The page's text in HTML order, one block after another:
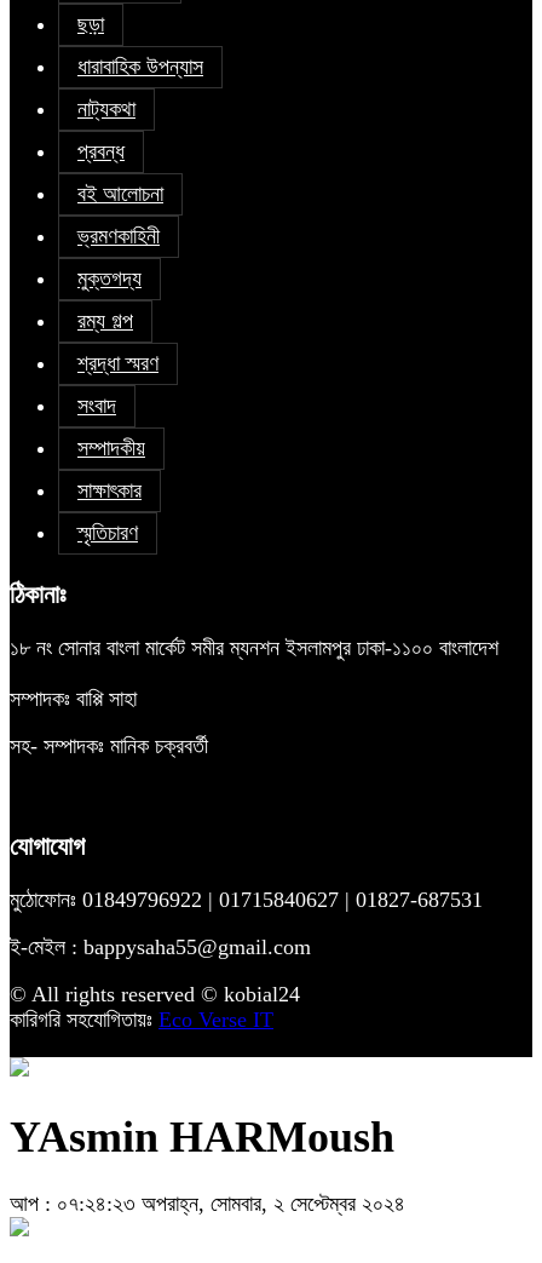
ছড়া
ধারাবাহিক উপন্যাস
নাট্যকথা
প্রবন্ধ
বই আলোচনা
ভ্রমণকাহিনী
মুক্তগদ্য
রম্য গল্প
শ্রদ্ধা স্মরণ
সংবাদ
সম্পাদকীয়
সাক্ষাৎকার
স্মৃতিচারণ
ঠিকানাঃ
১৮ নং সোনার বাংলা মার্কেট সমীর ম্যনশন ইসলামপুর ঢাকা-১১০০ বাংলাদেশ
সম্পাদকঃ বাপ্পি সাহা
সহ- সম্পাদকঃ মানিক চক্রবর্তী
যোগাযোগ
মুঠোফোনঃ 01849796922 | 01715840627 | 01827-687531
ই-মেইল : bappysaha55@gmail.com
© All rights reserved © kobial24
কারিগরি সহযোগিতায়ঃ Eco Verse IT
YAsmin HARMoush
আপ : ০৭:২৪:২৩ অপরাহ্ন, সোমবার, ২ সেপ্টেম্বর ২০২৪